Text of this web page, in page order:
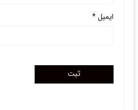
ایمیل*